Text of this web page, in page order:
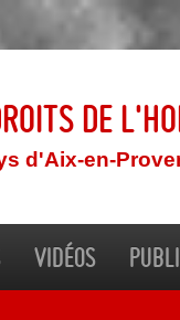
de
d'Aix-en-
Vidéos